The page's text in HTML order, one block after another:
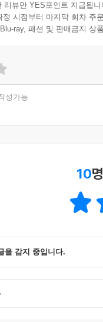
리뷰만 YES포인트 지급됩니
시점부터 마지막 회차 주
ray, 패션 및 판매금지 상
성가능
10
을 감지 중입니다.